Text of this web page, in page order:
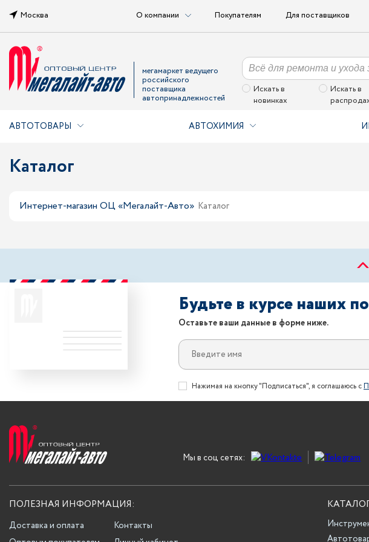
Москва О компании Покупателям Для поставщиков
мегамаркет ведущего
российского
поставщика
автопринадлежностей
Искать в
новинках
Искать в
АВТОТОВАРЫ АВТОХИМИЯ
Каталог
Интернет-магазин ОЦ «Мегалайт-Авто» Каталог
Будьте в курсе наших
Оставьте ваши данные в форме ниже.
Нажимая на кнопку "Подписаться", я соглашаюсь с
Мы в соц сетях:
ПОЛЕЗНАЯ ИНФОРМАЦИЯ:
Доставка и оплата
Контакты